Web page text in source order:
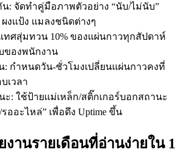
น: จัดทำคู่มือภาพตัวอย่าง “นับ/ไม่นับ”
งแป้ง แมลงชนิดต่างๆ
ทศสุ่มทวน 10% ของแผ่นกาวทุกสัปดาห์
ของพนักงาน
น: กำหนดวัน-ชั่วโมงเปลี่ยนแผ่นกาวคงที่
เวลา
ะ: ใช้ป้ายแม่เหล็ก/สติ๊กเกอร์บอกสถานะ
ออะไหล่” เพื่อดึง Uptime ขึ้น
งานรายเดือนที่อ่านง่ายใน 1